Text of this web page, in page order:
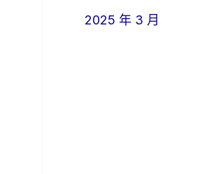
2025 年 3 月